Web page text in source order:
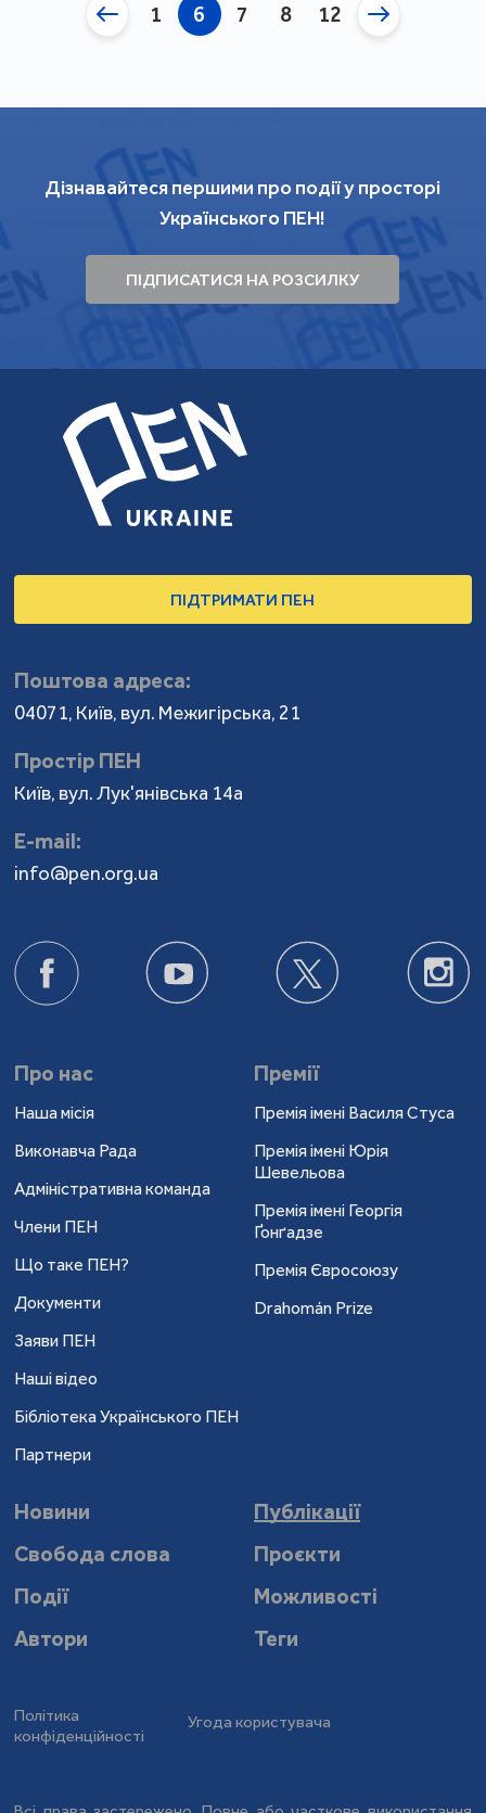
1 6 7 8 12
Дізнавайтеся першими про події у просторі
Українського ПЕН!
ПІДПИСАТИСЯ НА РОЗСИЛКУ
ПІДТРИМАТИ ПЕН
Поштова адреса:
04071, Київ, вул. Межигірська, 21
Простір ПЕН
Київ, вул. Лук'янівська 14а
Е-mail:
info@pen.org.ua
Про нас
Наша місія
Виконавча Рада
Адміністративна команда
Члени ПЕН
Що таке ПЕН?
Документи
Заяви ПЕН
Наші відео
Бібліотека Українського ПЕН
Партнери
Премії
Премія імені Василя Стуса
Премія імені Юрія
Шевельова
Премія імені Георгія
Ґонґадзе
Премія Євросоюзу
Drahomán Prize
Новини
Публікації
Свобода слова
Проєкти
Події
Можливості
Автори
Теги
Політика
конфіденційності
Угода користувача